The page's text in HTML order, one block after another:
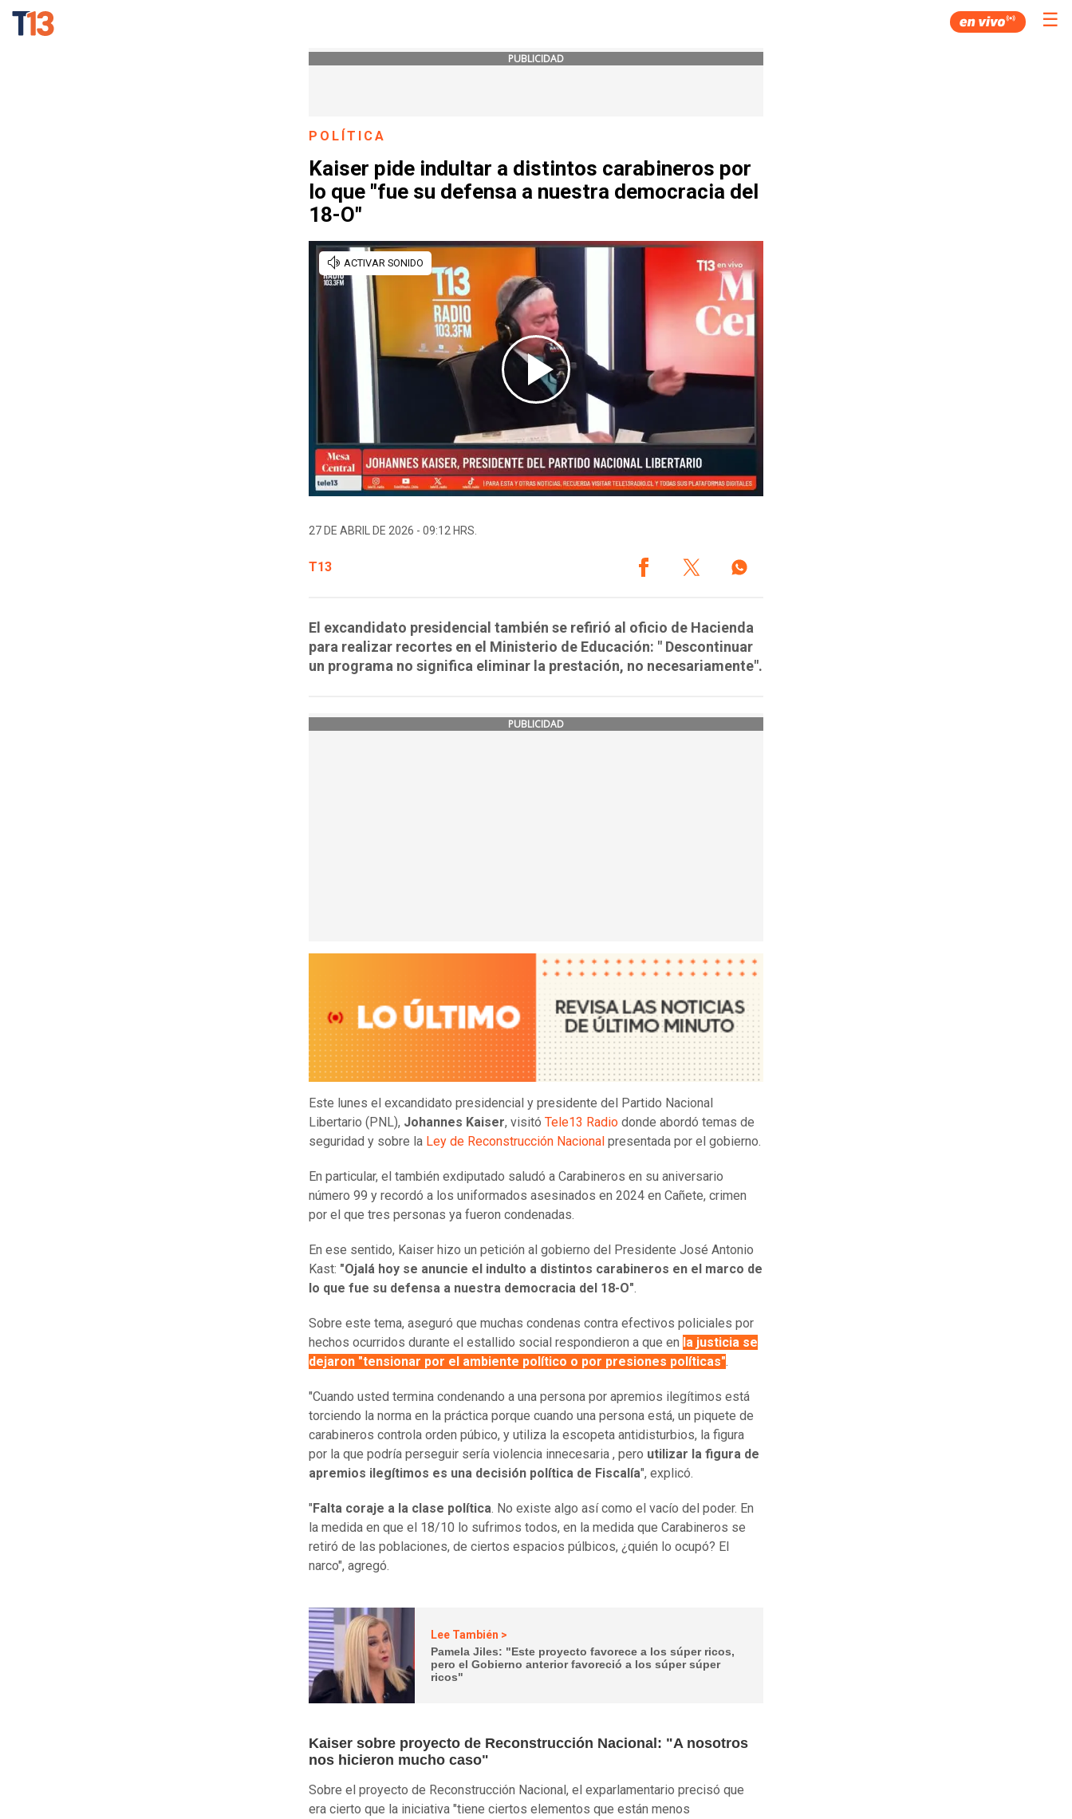
☰
PUBLICIDAD
POLÍTICA
Kaiser pide indultar a distintos carabineros por
lo que "fue su defensa a nuestra democracia del
18-O"
27 DE ABRIL DE 2026 - 09:12 HRS.
T13
El excandidato presidencial también se refirió al oficio de Hacienda
para realizar recortes en el Ministerio de Educación: " Descontinuar
un programa no significa eliminar la prestación, no necesariamente".
PUBLICIDAD
Este lunes el excandidato presidencial y presidente del Partido Nacional
Libertario (PNL), Johannes Kaiser, visitó Tele13 Radio donde abordó temas de
seguridad y sobre la Ley de Reconstrucción Nacional presentada por el gobierno.
En particular, el también exdiputado saludó a Carabineros en su aniversario
número 99 y recordó a los uniformados asesinados en 2024 en Cañete, crimen
por el que tres personas ya fueron condenadas.
En ese sentido, Kaiser hizo un petición al gobierno del Presidente José Antonio
Kast: "Ojalá hoy se anuncie el indulto a distintos carabineros en el marco de
lo que fue su defensa a nuestra democracia del 18-O".
Sobre este tema, aseguró que muchas condenas contra efectivos policiales por
hechos ocurridos durante el estallido social respondieron a que en la justicia se
dejaron "tensionar por el ambiente político o por presiones políticas".
"Cuando usted termina condenando a una persona por apremios ilegítimos está
torciendo la norma en la práctica porque cuando una persona está, un piquete de
carabineros controla orden púbico, y utiliza la escopeta antidisturbios, la figura
por la que podría perseguir sería violencia innecesaria , pero utilizar la figura de
apremios ilegítimos es una decisión política de Fiscalía", explicó.
"Falta coraje a la clase política. No existe algo así como el vacío del poder. En
la medida en que el 18/10 lo sufrimos todos, en la medida que Carabineros se
retiró de las poblaciones, de ciertos espacios púlbicos, ¿quién lo ocupó? El
narco", agregó.
Lee También >
Pamela Jiles: "Este proyecto favorece a los súper ricos,
pero el Gobierno anterior favoreció a los súper súper
ricos"
Kaiser sobre proyecto de Reconstrucción Nacional: "A nosotros
nos hicieron mucho caso"
Sobre el proyecto de Reconstrucción Nacional, el exparlamentario precisó que
era cierto que la iniciativa "tiene ciertos elementos que están menos